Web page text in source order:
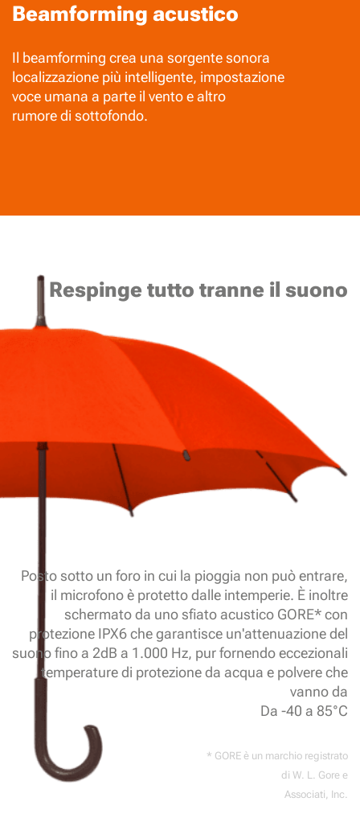
Beamforming acustico
Il beamforming crea una sorgente sonora
localizzazione più intelligente, impostazione
voce umana a parte il vento e altro
rumore di sottofondo.
Respinge tutto tranne il suono
Posto sotto un foro in cui la pioggia non può entrare,
il microfono è protetto dalle intemperie. È inoltre
schermato da uno sfiato acustico GORE* con
protezione IPX6 che garantisce un'attenuazione del
suono fino a 2dB a 1.000 Hz, pur fornendo eccezionali
temperature di protezione da acqua e polvere che
vanno da
Da -40 a 85°C
* GORE è un marchio registrato
di W. L. Gore e
Associati, Inc.